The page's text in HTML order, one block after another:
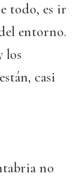
todo, es ir
entorno.
los
casi
no